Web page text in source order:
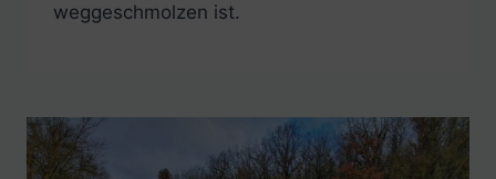
weggeschmolzen ist.